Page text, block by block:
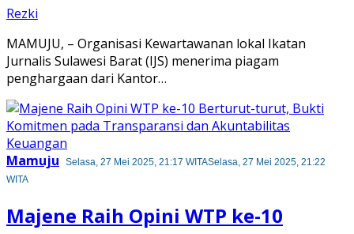
Rezki
MAMUJU, – Organisasi Kewartawanan lokal Ikatan
Jurnalis Sulawesi Barat (IJS) menerima piagam
penghargaan dari Kantor…
Mamuju Selasa, 27 Mei 2025, 21:17 WITASelasa, 27 Mei 2025, 21:22
WITA
Majene Raih Opini WTP ke-10